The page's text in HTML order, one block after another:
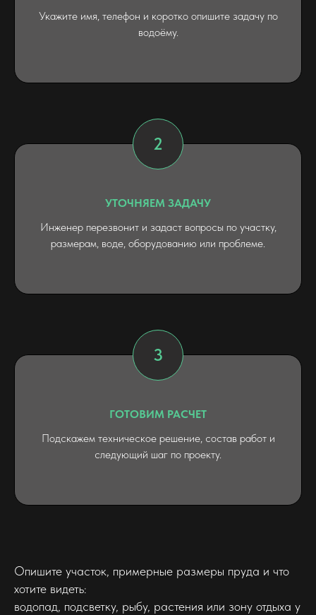
Укажите имя, телефон и коротко опишите задачу по
водоёму.
УТОЧНЯЕМ ЗАДАЧУ
Инженер перезвонит и задаст вопросы по участку,
размерам, воде, оборудованию или проблеме.
ГОТОВИМ РАСЧЕТ
Подскажем техническое решение, состав работ и
следующий шаг по проекту.
Опишите участок, примерные размеры пруда и что
хотите видеть:
водопад, подсветку, рыбу, растения или зону отдыха у